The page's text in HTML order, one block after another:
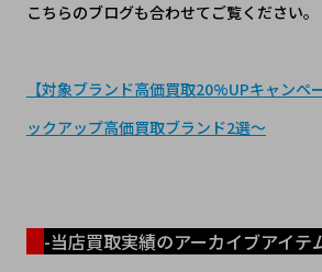
こちらのブログも合わせてご覧ください。
【対象ブランド高価買取20%UPキャンペ
ックアップ高価買取ブランド2選～
-当店買取実績のアーカイブアイテ